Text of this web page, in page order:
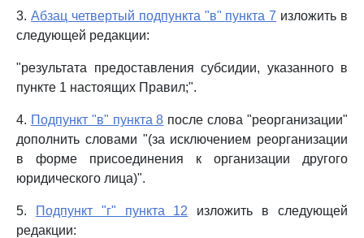
3. Абзац четвертый подпункта "в" пункта 7 изложить в
следующей редакции:
"результата предоставления субсидии, указанного в
пункте 1 настоящих Правил;".
4. Подпункт "в" пункта 8 после слова "реорганизации"
дополнить словами "(за исключением реорганизации
в форме присоединения к организации другого
юридического лица)".
5. Подпункт "г" пункта 12 изложить в следующей
редакции: